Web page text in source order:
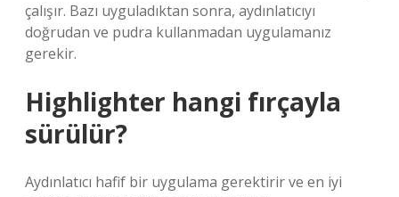
çalışır. Bazı uyguladıktan sonra, aydınlatıcıyı
doğrudan ve pudra kullanmadan uygulamanız
gerekir.
Highlighter hangi fırçayla
sürülür?
Aydınlatıcı hafif bir uygulama gerektirir ve en iyi